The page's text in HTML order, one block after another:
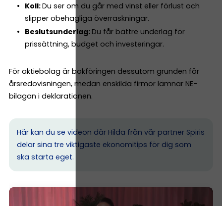
Koll:Du ser om du går med vinst eller förlust och
slipper obehagliga överraskningar.
Beslutsunderlag: Du får bättre underlag för
prissättning, budget och investeringar.
För aktiebolag är bokföringen dessutom grunden för
årsredovisningen, medan enskilda firmor lämnar NE-
bilagan i deklarationen.
Här kan du se videon där Hilda från vår partner Spiris
delar sina tre viktigaste ekonomitips för dig som
ska starta eget.